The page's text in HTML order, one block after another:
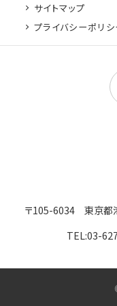
サイトマップ
プライバシーポリシ
〒105-6034 東京都
TEL:03-